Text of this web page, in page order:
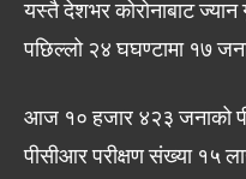
यस्तै देशभर कोरोनाबाट
पछिल्लो २४ घघण्टामा १७
आज १० हजार ४२३ जनाको
पीसीआर परीक्षण संख्या १५